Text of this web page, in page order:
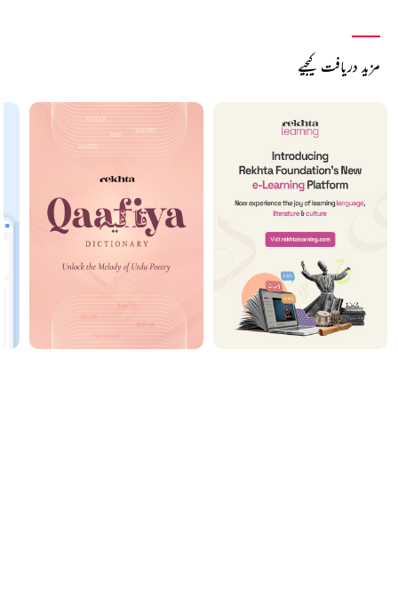
مزید دریافت کیجیے